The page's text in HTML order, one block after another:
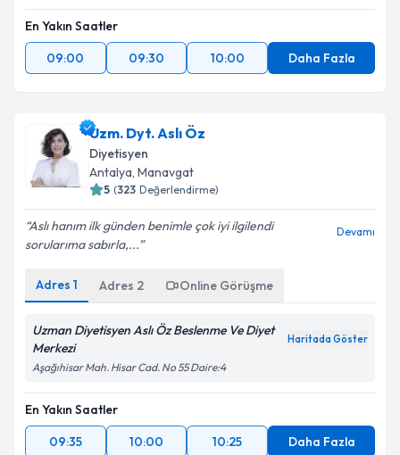
En Yakın Saatler
09:00
09:30 10:00 Daha Fazla
Uzm. Dyt. Aslı Öz
Diyetisyen
Antalya, Manavgat
5 (323 Değerlendirme)
Aslı hanım ilk günden benimle çok iyi ilgilendi
sorularıma sabırla,...
Devamı
Adres 1 Adres 2 Online Görüşme
Uzman Diyetisyen Aslı Öz Beslenme Ve Diyet
Merkezi
Haritada Göster
Aşağıhisar Mah. Hisar Cad. No 55 Daire:4
En Yakın Saatler
09:35
10:00 10:25 Daha Fazla